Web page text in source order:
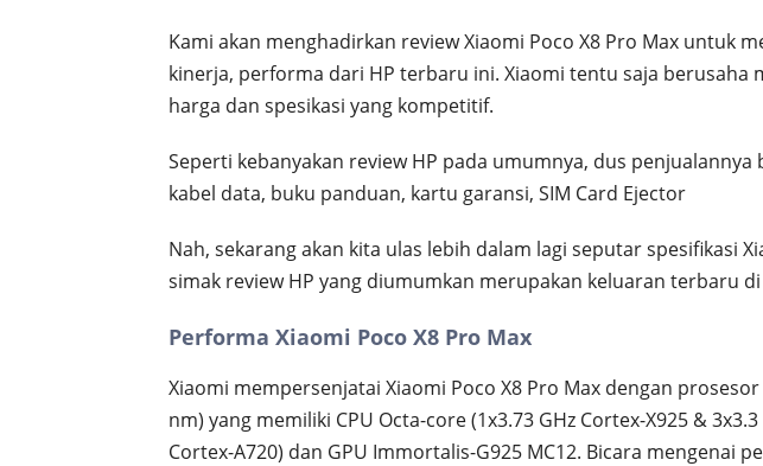
Kami akan menghadirkan review Xiaomi Poco X8 Pro Max untuk
kinerja, performa dari HP terbaru ini. Xiaomi tentu saja berusaha
harga dan spesikasi yang kompetitif.
Seperti kebanyakan review HP pada umumnya, dus
kabel data, buku panduan, kartu garansi, SIM Card Ejector
Nah, sekarang akan kita ulas lebih dalam lagi seputar spesifikasi
simak review HP yang diumumkan merupakan keluaran terbaru di
Performa Xiaomi Poco X8 Pro Max
Xiaomi mempersenjatai Xiaomi Poco X8 Pro Max dengan
nm) yang memiliki CPU Octa-core (1x3.73 GHz Cortex-X925 &
Cortex-A720) dan GPU Immortalis-G925 MC12. Bicara mengenai